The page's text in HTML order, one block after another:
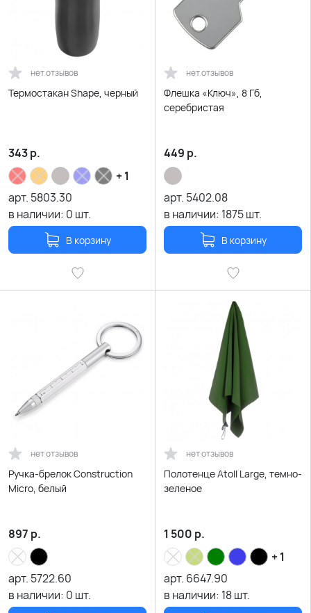
нет отзывов
Термостакан Shape, черный
343р.
+ 1
арт. 5803.30
в наличии: 0 шт.
В корзину
нет отзывов
Флешка «Ключ», 8 Гб,
серебристая
449 р.
арт. 5402.08
в наличии: 1875шт.
В корзину
нет отзывов
Ручка-брелок Construction
Micro, белый
897 р.
арт. 5722.60
в наличии: 0 шт.
нет отзывов
Полотенце Atoll Large, темно-
зеленое
1 500 р.
+ 1
арт. 6647.90
в наличии: 18шт.